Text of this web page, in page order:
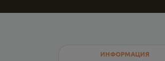
ИНФОРМАЦИЯ